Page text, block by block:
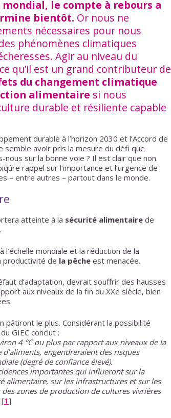
le compte à rebours a
bientôt. Or nous ne
nécessaires pour nous
phénomènes climatiques
Agir au niveau du
qu’il est un grand contributeur de
du changement climatique
alimentaire si nous
durable et résiliente capable
durable à l’horizon 2030 et l’Accord de
semble avoir pris la mesure du défi que
sur la bonne voie ? Il est clair que non.
rappel sur l’importance et l’urgence de
– entre autres – partout dans le monde.
atteinte à la sécurité alimentaire de
mondiale et la réduction de la
productivité de la pêche est menacée.
d’adaptation, devrait souffrir des hausses
aux niveaux de la fin du XXe siècle, bien
pâtiront le plus. Considérant la possibilité
GIEC conclut :
4 °C ou plus par rapport aux niveaux de la
engendreraient des risques
(degré de confiance élevé).
importantes qui influeront sur la
alimentaire, sur les infrastructures et sur les
zones de production de cultures vivrières
[1]